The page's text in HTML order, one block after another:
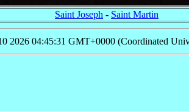
Saint Joseph - Saint Martin
2026 04:45:31 GMT+0000 (Coordinated